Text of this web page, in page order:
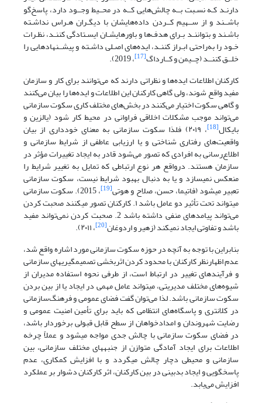
دارنـد کـه نسـبت بــه چالش‌هایی کــه در محــیط وجــود دارد، پاسخ‌گو
باشــند و از ســهیم کــردن داده‌هایشان با دیگـران هـراس نداشـته
باشـند و بتواننـد بـرای هدف‌ها و باورهایشـان ایسـتادگی کننـد، نظـرات
خـود را به‌راحتی ابـراز کننـد، ایده‌های اصـلی داشـته و پیشــنهادهایی را
خلــق کننــد (چــیمن و کــارداگ[17]
، 2019).
کارکنان اطلاعات ایده‌ها و نظراتی دارند که می‌توانند برای کار و سازمان
مفید واقع شوند، ولی گاهی کارکنان این اطلاعات و ایده‌ها را بیان می‌کنند
و گاهی سکوت اختیار می‌کنند در بخش‌های مختلف کاری سکوت سازمانی
می‌تواند موجب مشکلات اخلاقی فراوانی در محیط کار شود (یالزین و
بایکال[18] ، ۲۰۱۹) فلذا سکوت سازمانی به معنای خودداری از بیان
واقعیت‌های رفتاری شناختی و یا ارزیابی عاطفی از شرایط سازمانی و
اطلاع‌رسانی به افرادی که تصور می‌شود قادر به ایجاد تغییرات مؤثر در
سازمان هستند. درواقع هر نوع ارتباطی که تمایل به تغییر شرایط را
منعکس نمی­سازد و یا به دنبال بهبود شرایط نیست، سکوت سازمانی
تعبیر می­شود (فاتیما، حسن، صلاح و هوتى[19] ، 2015). سکوت سازمانی
می­تواند تحت تأثیر دو عامل باشد ۱. کارکنان تصور می­کنند صحبت کردن
می‌تواند پیامدهای منفی داشته باشد 2. صحبت کردن نمی‌تواند مفید
باشد و تفاوتی ایجاد نمی­کند (زهیر و اردوغان[20]
، ۲۰۱۱).
بنابراین با توجه به آنچه در حوزه سکوت سازمانی مورد اشاره واقع شد،
عدم اظهارنظر کارکنان با محدود کردن اثربخشی تصمیم­گیری­های سازمانی
و فرآیندهای تغییر در ارتباط است، از طرفی نحوه استفاده مدیران از
شیوه‌های مختلف مدیریتی، می­تواند عامل مهمی در ایجاد یا از بین بردن
سکوت سازمانی باشد. لذا می‌توان گفت فضای عمومی و فرهنگ‌سازمانی
در کلانتری و پاسگاه‌های انتظامی که باید برای تأمین امنیت عمومی و
رضایت شهروندان و امدادخواهان از سطح قابل قبولی برخوردار باشد،
در فضای سکوت سازمانی با چالش جدی مواجه می­شود و عملاً چرخه
اطلاعات برای ایجاد آمادگی متوازن از جنبه­های مختلف سازمانی، بین
سازمانی و محیطی دچار چالش می­گردد و با افزایش کم­کاری، عدم
پاسخگویی و ایجاد بدبینی در بین کارکنان، اثر کارکنان دشوار بر عملکرد
افزایش می‌یابد.